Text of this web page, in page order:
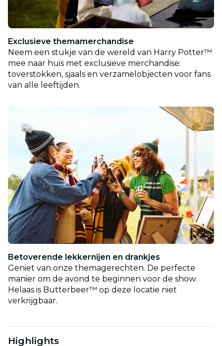
Exclusieve themamerchandise
Neem een stukje van de wereld van Harry Potter™
mee naar huis met exclusieve merchandise:
toverstokken, sjaals en verzamelobjecten voor fans
van alle leeftijden.
Betoverende lekkernijen en drankjes
Geniet van onze themagerechten. De perfecte
manier om de avond te beginnen voor de show.
Helaas is Butterbeer™ op deze locatie niet
verkrijgbaar.
Highlights